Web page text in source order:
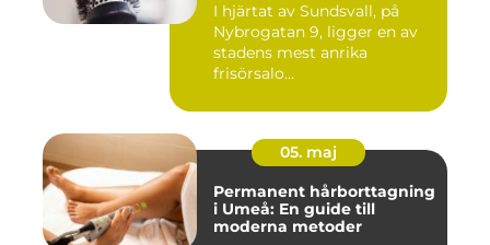
I hjärtat av Sundsvall, på
Nybrogatan 9, ligger en av
stadens mest anrika
frisörsalo...
05. maj
Permanent hårborttagning
i Umeå: En guide till
moderna metoder